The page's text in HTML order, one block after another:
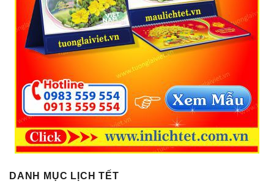
DANH MỤC LỊCH TẾT